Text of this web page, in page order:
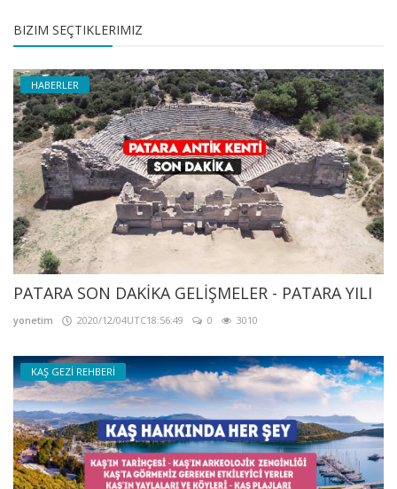
BIZIM SEÇTIKLERIMIZ
HABERLER
PATARA SON DAKİKA GELİŞMELER - PATARA YILI
yonetim 2020/12/04UTC18:56:49 0 3010
KAŞ GEZİ REHBERİ